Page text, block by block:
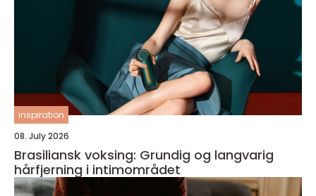
inspiration
08. July 2026
Brasiliansk voksing: Grundig og langvarig
hårfjerning i intimområdet